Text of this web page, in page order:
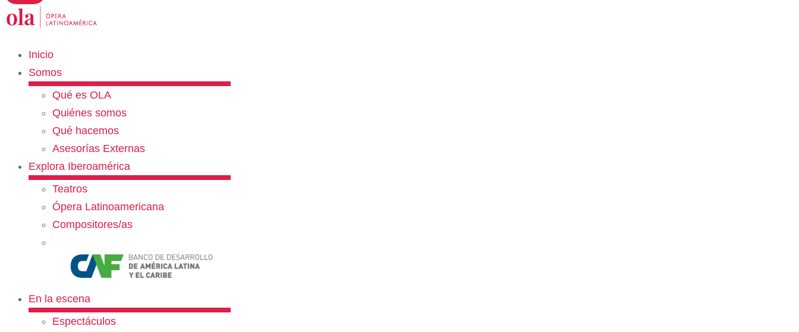
Inicio
Somos
Qué es OLA
Quiénes somos
Qué hacemos
Asesorías Externas
Explora Iberoamérica
Teatros
Ópera Latinoamericana
Compositores/as
En la escena
Espectáculos